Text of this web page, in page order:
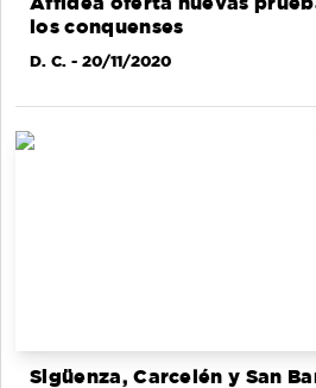
los conquenses
D. C. - 20/11/2020
Sigüenza, Carcelén y San